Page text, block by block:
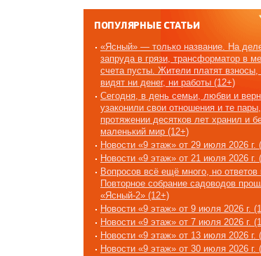
ПОПУЛЯРНЫЕ СТАТЬИ
«Ясный» — только название. На
запруда в грязи, трансформатор в
счета пусты. Жители платят взносы,
видят ни денег, ни работы (12+)
Сегодня, в день семьи, любви и
узаконили свои отношения и те
протяжении десятков лет хранил и
маленький мир (12+)
Новости «9 этаж» от 29 июля 2026 г.
Новости «9 этаж» от 21 июля 2026 г.
Вопросов всё ещё много, но ответов
Повторное собрание садоводов
«Ясный-2» (12+)
Новости «9 этаж» от 9 июля 2026 г.
Новости «9 этаж» от 7 июля 2026 г.
Новости «9 этаж» от 13 июля 2026 г.
Новости «9 этаж» от 30 июля 2026 г.